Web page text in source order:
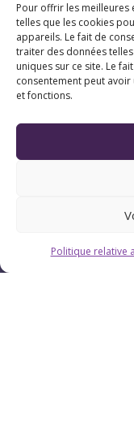
Pour offrir les meilleures
telles que les cookies
appareils. Le fait de
traiter des données
uniques sur ce site. Le
consentement peut
et fonctions.
Politique relative